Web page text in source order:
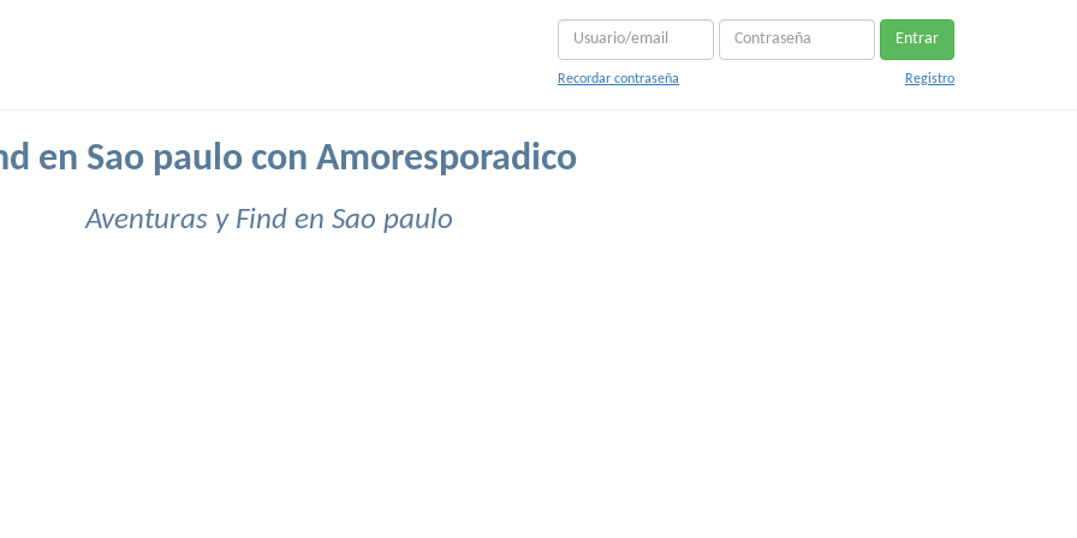
Entrar
Recordar contraseña Registro
en Sao paulo con Amoresporadico
Aventuras y Find en Sao paulo